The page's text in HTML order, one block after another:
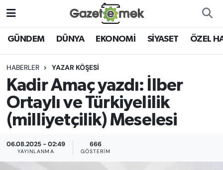
GÜNDEM DÜNYA EKONOMİ SİYASET ÖZEL
HABERLER YAZAR KÖŞESİ
Kadir Amaç yazdı: İlber
Ortaylı ve Türkiyelilik
(milliyetçilik) Meselesi
06.08.2025 - 02:49
YAYINLANMA
666
GÖSTERIM
DÜNYA
EKONOMİ
EMEK HABERLERİ
YENİ MEDYADA EMEK
GAZETECİLİĞİNİ GELİŞTİRMEK
FAYDALI BİLGİLER
Nöbetçi Eczaneler
Hava Durumu
İstanbul Namaz Vakitleri
Trafik Durumu
Süper Lig Puan Durumu ve Fikstür
Tüm Manşetler